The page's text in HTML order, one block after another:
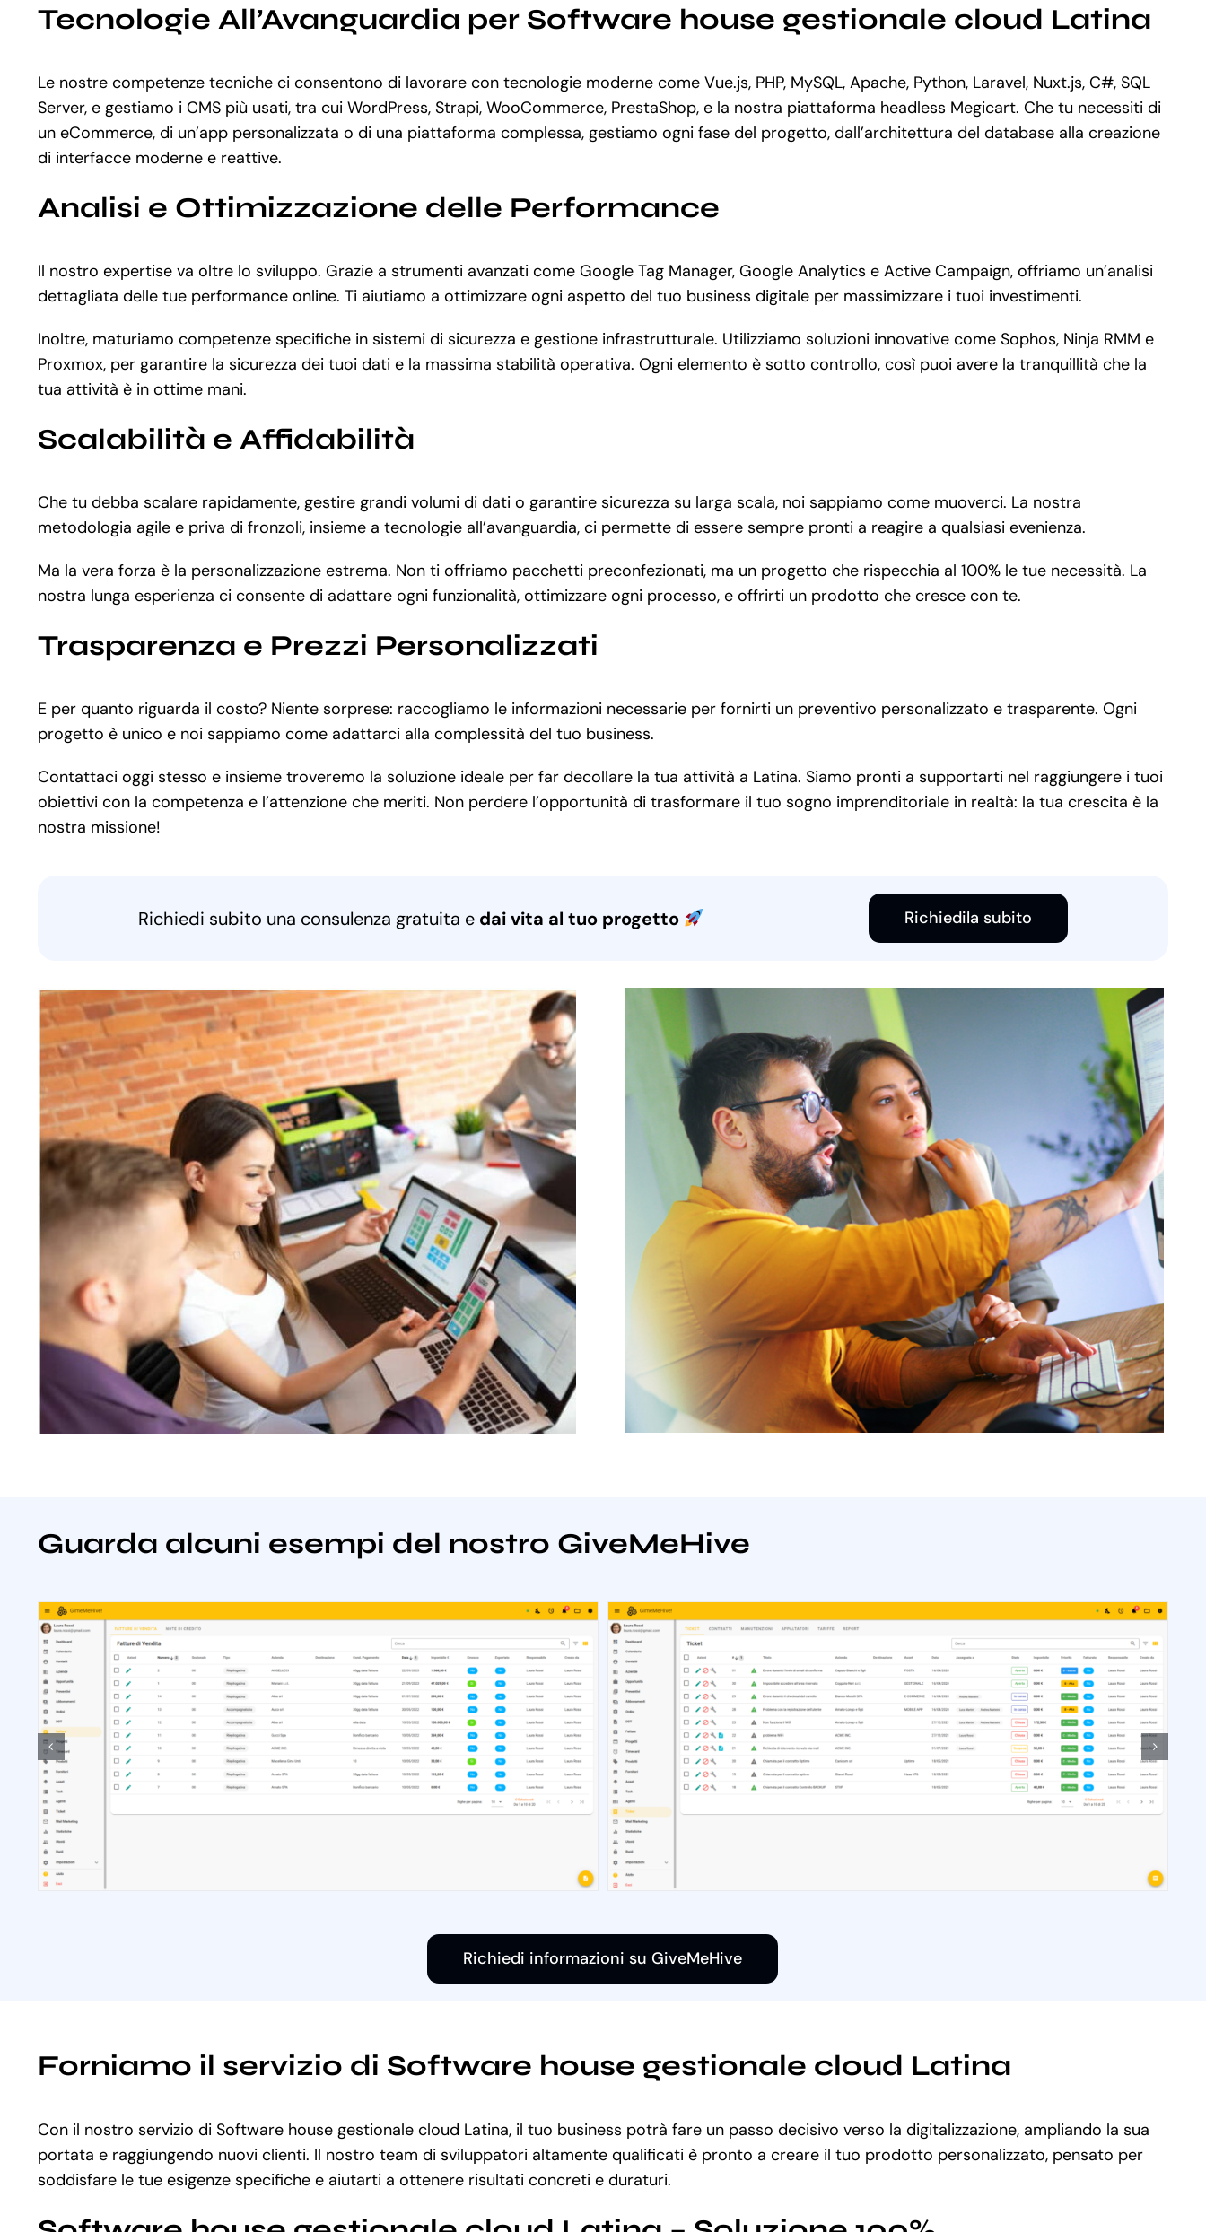
Tecnologie All’Avanguardia per Software house gestionale cloud Latina
Le nostre competenze tecniche ci consentono di lavorare con tecnologie moderne come Vue.js, PHP, MySQL, Apache, Python, Laravel, Nuxt.js, C#, SQL
Server, e gestiamo i CMS più usati, tra cui WordPress, Strapi, WooCommerce, PrestaShop, e la nostra piattaforma headless Megicart. Che tu necessiti di
un eCommerce, di un’app personalizzata o di una piattaforma complessa, gestiamo ogni fase del progetto, dall’architettura del database alla creazione
di interfacce moderne e reattive.
Analisi e Ottimizzazione delle Performance
Il nostro expertise va oltre lo sviluppo. Grazie a strumenti avanzati come Google Tag Manager, Google Analytics e Active Campaign, offriamo un’analisi
dettagliata delle tue performance online. Ti aiutiamo a ottimizzare ogni aspetto del tuo business digitale per massimizzare i tuoi investimenti.
Inoltre, maturiamo competenze specifiche in sistemi di sicurezza e gestione infrastrutturale. Utilizziamo soluzioni innovative come Sophos, Ninja RMM e
Proxmox, per garantire la sicurezza dei tuoi dati e la massima stabilità operativa. Ogni elemento è sotto controllo, così puoi avere la tranquillità che la
tua attività è in ottime mani.
Scalabilità e Affidabilità
Che tu debba scalare rapidamente, gestire grandi volumi di dati o garantire sicurezza su larga scala, noi sappiamo come muoverci. La nostra
metodologia agile e priva di fronzoli, insieme a tecnologie all’avanguardia, ci permette di essere sempre pronti a reagire a qualsiasi evenienza.
Ma la vera forza è la personalizzazione estrema. Non ti offriamo pacchetti preconfezionati, ma un progetto che rispecchia al 100% le tue necessità. La
nostra lunga esperienza ci consente di adattare ogni funzionalità, ottimizzare ogni processo, e offrirti un prodotto che cresce con te.
Trasparenza e Prezzi Personalizzati
E per quanto riguarda il costo? Niente sorprese: raccogliamo le informazioni necessarie per fornirti un preventivo personalizzato e trasparente. Ogni
progetto è unico e noi sappiamo come adattarci alla complessità del tuo business.
Contattaci oggi stesso e insieme troveremo la soluzione ideale per far decollare la tua attività a Latina. Siamo pronti a supportarti nel raggiungere i tuoi
obiettivi con la competenza e l’attenzione che meriti. Non perdere l’opportunità di trasformare il tuo sogno imprenditoriale in realtà: la tua crescita è la
nostra missione!
Richiedi subito una consulenza gratuita e dai vita al tuo progetto Richiedila subito
Guarda alcuni esempi del nostro GiveMeHive
Richiedi informazioni su GiveMeHive
Forniamo il servizio di Software house gestionale cloud Latina
Con il nostro servizio di Software house gestionale cloud Latina, il tuo business potrà fare un passo decisivo verso la digitalizzazione, ampliando la sua
portata e raggiungendo nuovi clienti. Il nostro team di sviluppatori altamente qualificati è pronto a creare il tuo prodotto personalizzato, pensato per
soddisfare le tue esigenze specifiche e aiutarti a ottenere risultati concreti e duraturi.